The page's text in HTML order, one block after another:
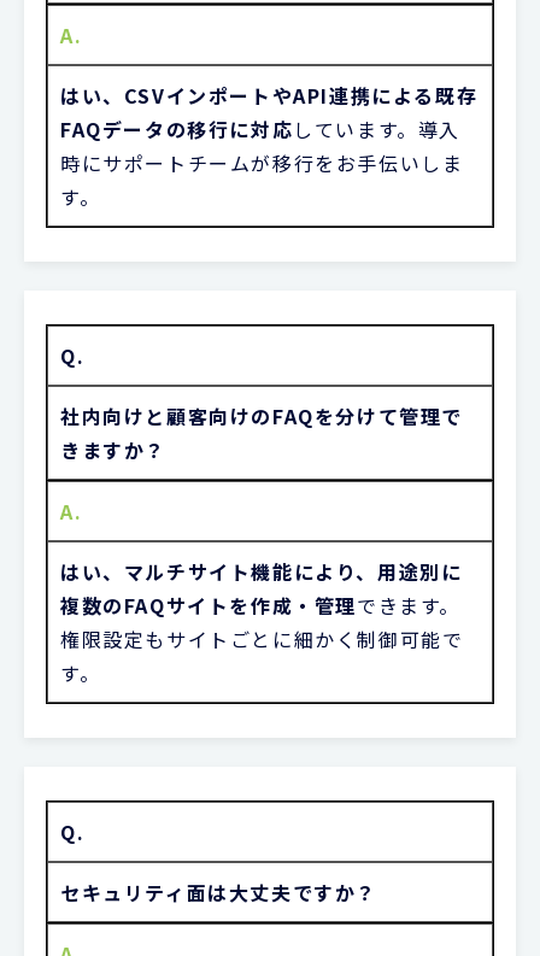
A.
はい、CSVインポートやAPI連携による既存
FAQデータの移行に対応しています。導入
時にサポートチームが移行をお手伝いしま
す。
Q.
社内向けと顧客向けのFAQを分けて管理で
きますか？
A.
はい、マルチサイト機能により、用途別に
複数のFAQサイトを作成・管理できます。
権限設定もサイトごとに細かく制御可能で
す。
Q.
セキュリティ面は大丈夫ですか？